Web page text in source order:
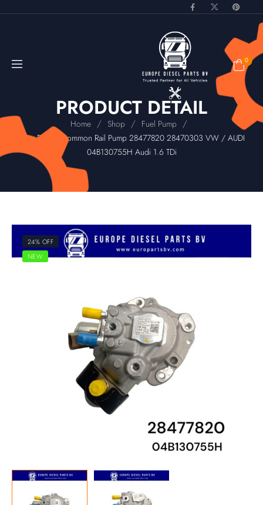
0
PRODUCT DETAIL
Home / Shop / Fuel Pump /
New Delphi Common Rail Pump 28477820 28470303 VW / AUDI
04B130755H Audi 1.6 TDi
24% OFF
NEW